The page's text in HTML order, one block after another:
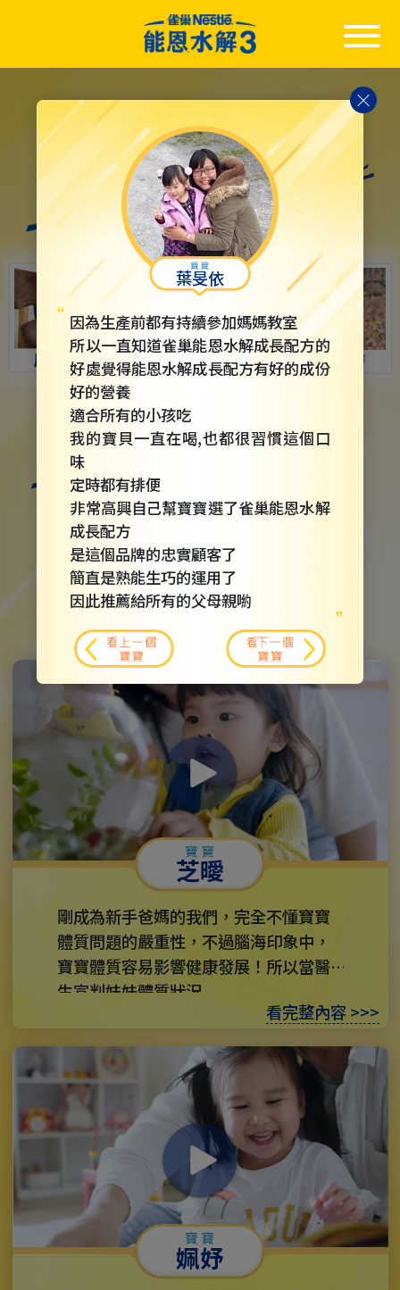
content
葉旻依
因為生產前都有持續參加媽媽教室
所以一直知道雀巢能恩水解成長配方的
好處覺得能恩水解成長配方有好的成份
好的營養
適合所有的小孩吃
我的寶貝一直在喝,也都很習慣這個口
味
定時都有排便
非常高興自己幫寶寶選了雀巢能恩水解
成長配方
是這個品牌的忠實顧客了
簡直是熟能生巧的運用了
因此推薦給所有的父母親喲
看上一個
寶寶
看下一個
寶寶
雀巢能恩水解成長配方
有效調整體質，讓寶寶健康快樂成長！
芝曖
剛成為新手爸媽的我們，完全不懂寶寶
體質問題的嚴重性，不過腦海印象中，
寶寶體質容易影響健康發展！所以當醫
生宣判妹妹體質狀況...
看完整內容 >>>
姵妤